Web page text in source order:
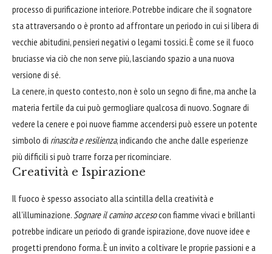
processo di purificazione interiore. Potrebbe indicare che il sognatore
sta attraversando o è pronto ad affrontare un periodo in cui si libera di
vecchie abitudini, pensieri negativi o legami tossici. È come se il fuoco
bruciasse via ciò che non serve più, lasciando spazio a una nuova
versione di sé.
La cenere, in questo contesto, non è solo un segno di fine, ma anche la
materia fertile da cui può germogliare qualcosa di nuovo. Sognare di
vedere la cenere e poi nuove fiamme accendersi può essere un potente
simbolo di rinascita e resilienza, indicando che anche dalle esperienze
più difficili si può trarre forza per ricominciare.
Creatività e Ispirazione
Il fuoco è spesso associato alla scintilla della creatività e
all'illuminazione. Sognare il camino accesocon fiamme vivaci e brillanti
potrebbe indicare un periodo di grande ispirazione, dove nuove idee e
progetti prendono forma. È un invito a coltivare le proprie passioni e a